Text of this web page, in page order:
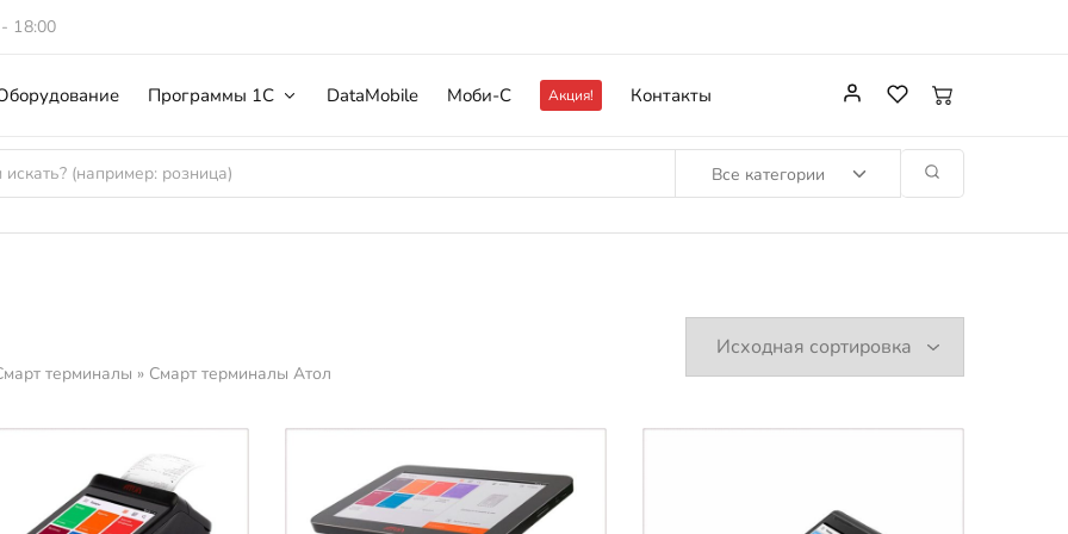
18:00
Программы 1С DataMobile Моби-С Акция! Контакты
Все категории
терминалы » Смарт терминалы Атол